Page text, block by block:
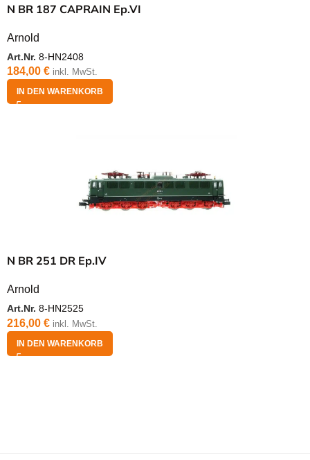
N BR 187 CAPRAIN Ep.VI
Arnold
Art.Nr. 8-HN2408
184,00 € inkl. MwSt.
IN DEN WARENKORB
N BR 251 DR Ep.IV
Arnold
Art.Nr. 8-HN2525
216,00 € inkl. MwSt.
IN DEN WARENKORB